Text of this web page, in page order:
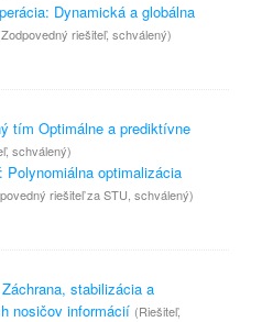
Dynamická a globálna
riešiteľ, schválený)
tím Optimálne a prediktívne
schválený)
Polynomiálna optimalizácia
riešiteľ za STU, schválený)
stabilizácia a
nosičov informácií (Riešiteľ,